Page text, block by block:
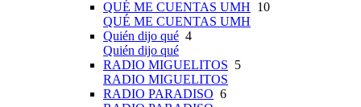
QUÉ ME CUENTAS UMH 10
QUÉ ME CUENTAS UMH
Quién dijo qué 4
Quién dijo qué
RADIO MIGUELITOS 5
RADIO MIGUELITOS
RADIO PARADISO 6